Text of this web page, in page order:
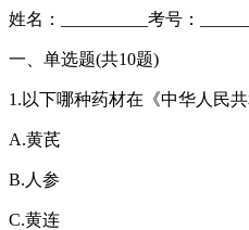
姓名：__________考号：
一、单选题(共10题)
1.以下哪种药材在《中华人民
A.黄芪
B.人参
C.黄连